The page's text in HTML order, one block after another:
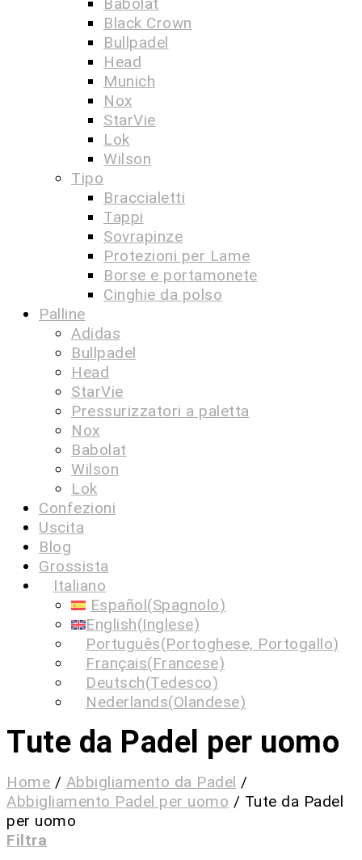
Black Crown
Bullpadel
Head
Munich
Nox
StarVie
Lok
Wilson
Tipo
Braccialetti
Tappi
Sovrapinze
Protezioni per Lame
Borse e portamonete
Cinghie da polso
Palline
Adidas
Bullpadel
Head
StarVie
Pressurizzatori a paletta
Nox
Babolat
Wilson
Lok
Confezioni
Uscita
Blog
Grossista
Italiano
Español(Spagnolo)
English(Inglese)
Português(Portoghese, Portogallo)
Français(Francese)
Deutsch(Tedesco)
Nederlands(Olandese)
Tute da Padel per uomo
Home / Abbigliamento da Padel /
Abbigliamento Padel per uomo / Tute da Padel
per uomo
Filtra